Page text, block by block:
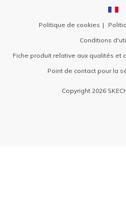
Politique de cookies
Conditions
Fiche produit relative aux qualités et
Point de contact pour la
Copyright 2026